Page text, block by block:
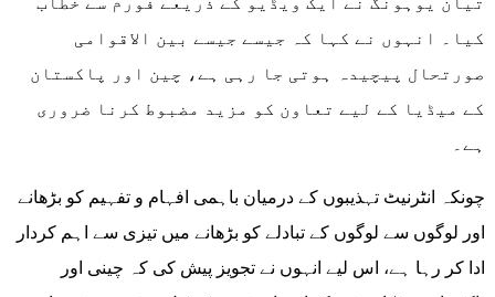
کیا۔ انہوں نے کہا کہ جیسے جیسے بین الاقوامی
صورتحال پیچیدہ ہوتی جا رہی ہے، چین اور پاکستان
کے میڈیا کے لیے تعاون کو مزید مضبوط کرنا ضروری
ہے۔
چونکہ انٹرنیٹ تہذیبوں کے درمیان باہمی افہام و تفہیم کو بڑھانے
اور لوگوں سے لوگوں کے تبادلے کو بڑھانے میں تیزی سے اہم کردار
ادا کر رہا ہے، اس لیے انہوں نے تجویز پیش کی کہ چینی اور